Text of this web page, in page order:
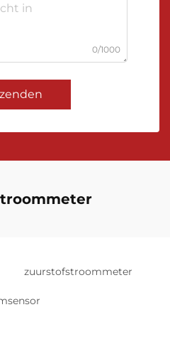
0/1000
zuurstofstroommeter